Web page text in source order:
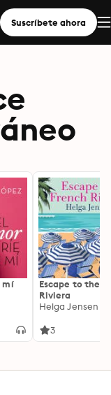
Suscríbete ahora
mí
Escape to the
Riviera
Helga Jensen
3